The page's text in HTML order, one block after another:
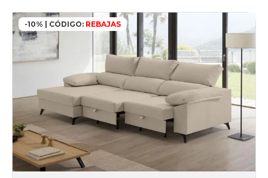
-10% | CÓDIGO: REBAJAS